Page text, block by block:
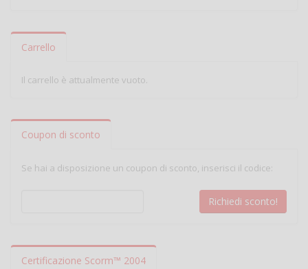
Carrello
Il carrello è attualmente vuoto.
Coupon di sconto
Se hai a disposizione un coupon di sconto, inserisci il codice:
Certificazione Scorm™ 2004